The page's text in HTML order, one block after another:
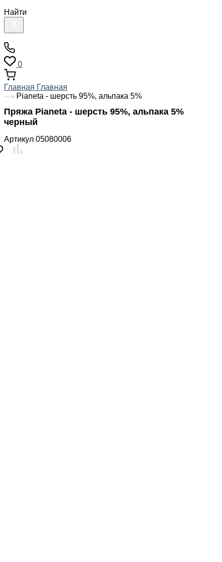
Найти
0
Главная Главная
Pianeta - шерсть 95%, альпака 5%
Пряжа Pianeta - шерсть 95%, альпака 5%
черный
Артикул 05080006